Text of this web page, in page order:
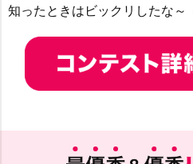
知ったときはビックリしたな～